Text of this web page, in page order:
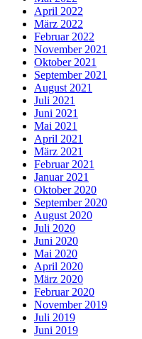
April 2022
März 2022
Februar 2022
November 2021
Oktober 2021
September 2021
August 2021
Juli 2021
Juni 2021
Mai 2021
April 2021
März 2021
Februar 2021
Januar 2021
Oktober 2020
September 2020
August 2020
Juli 2020
Juni 2020
Mai 2020
April 2020
März 2020
Februar 2020
November 2019
Juli 2019
Juni 2019